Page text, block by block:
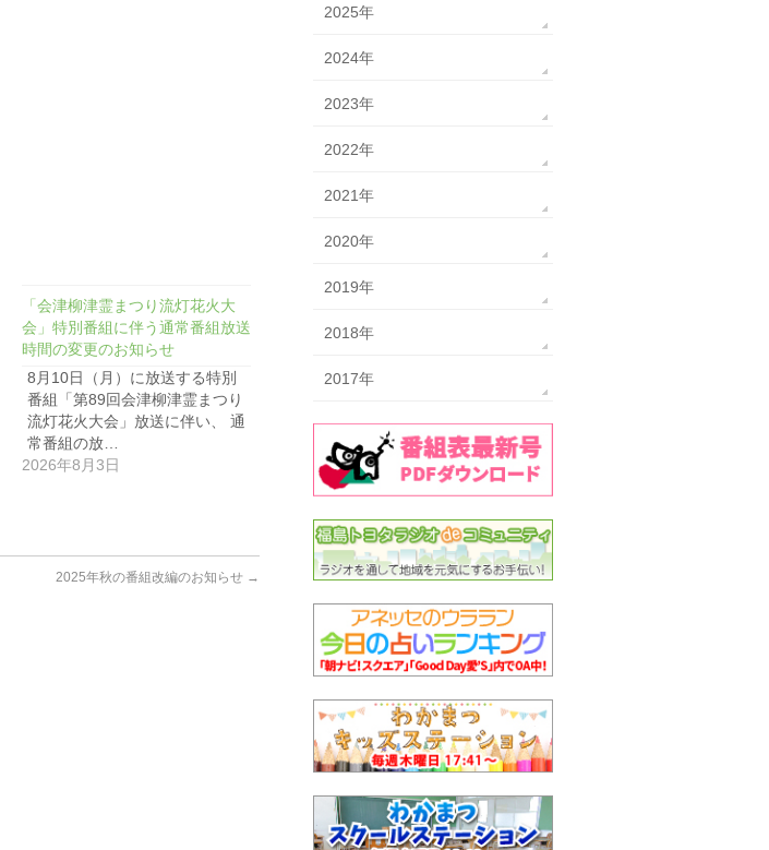
「会津柳津霊まつり流灯花火大
会」特別番組に伴う通常番組放送
時間の変更のお知らせ
8月10日（月）に放送する特別
番組「第89回会津柳津霊まつり
流灯花火大会」放送に伴い、 通
常番組の放…
2026年8月3日
2025年秋の番組改編のお知らせ →
2025年
2024年
2023年
2022年
2021年
2020年
2019年
2018年
2017年